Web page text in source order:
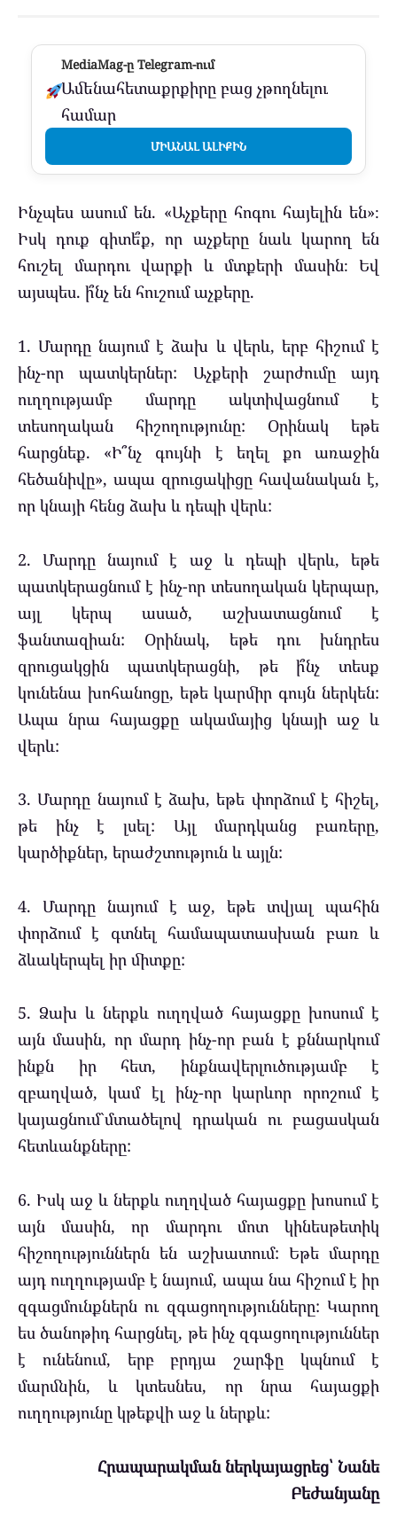
MediaMag-ը Telegram-ում
Ամենահետաքրքիրը բաց չթողնելու
համար
ՄԻԱՆԱԼ ԱԼԻՔԻՆ
Ինչպես ասում են. «Աչքերը հոգու հայելին են»։
Իսկ դուք գիտե՞ք, որ աչքերը նաև կարող են
հուշել մարդու վարքի և մտքերի մասին։ Եվ
այսպես. ի՞նչ են հուշում աչքերը.
1. Մարդը նայում է ձախ և վերև, երբ հիշում է
ինչ-որ պատկերներ: Աչքերի շարժումը այդ
ուղղությամբ մարդը ակտիվացնում է
տեսողական հիշողությունը: Օրինակ եթե
հարցնեք. «Ի՞նչ գույնի է եղել քո առաջին
հեծանիվը», ապա զրուցակիցը հավանական է,
որ կնայի հենց ձախ և դեպի վերև:
2. Մարդը նայում է աջ և դեպի վերև, եթե
պատկերացնում է ինչ-որ տեսողական կերպար,
այլ կերպ ասած, աշխատացնում է
ֆանտազիան: Օրինակ, եթե դու խնդրես
զրուցակցին պատկերացնի, թե ի՞նչ տեսք
կունենա խոհանոցը, եթե կարմիր գույն ներկեն:
Ապա նրա հայացքը ակամայից կնայի աջ և
վերև:
3. Մարդը նայում է ձախ, եթե փորձում է հիշել,
թե ինչ է լսել: Այլ մարդկանց բառերը,
կարծիքներ, երաժշտություն և այլն:
4. Մարդը նայում է աջ, եթե տվյալ պահին
փորձում է գտնել համապատասխան բառ և
ձևակերպել իր միտքը:
5. Ձախ և ներքև ուղղված հայացքը խոսում է
այն մասին, որ մարդ ինչ-որ բան է քննարկում
ինքն իր հետ, ինքնավերլուծությամբ է
զբաղված, կամ էլ ինչ-որ կարևոր որոշում է
կայացնում`մտածելով դրական ու բացասկան
հետևանքները:
6. Իսկ աջ և ներքև ուղղված հայացքը խոսում է
այն մասին, որ մարդու մոտ կինեսթետիկ
հիշողություններն են աշխատում: Եթե մարդը
այդ ուղղությամբ է նայում, ապա նա հիշում է իր
զգացմունքներն ու զգացողությունները: Կարող
ես ծանոթիդ հարցնել, թե ինչ զգացողություններ
է ունենում, երբ բրդյա շարֆը կպնում է
մարմնին, և կտեսնես, որ նրա հայացքի
ուղղությունը կթեքվի աջ և ներքև:
Հրապարակման ներկայացրեց՝ Նանե
Բեժանյանը